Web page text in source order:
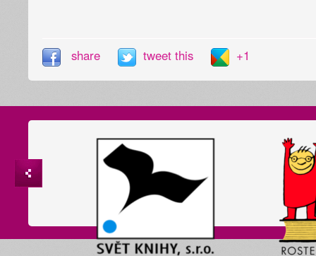
share tweet this +1